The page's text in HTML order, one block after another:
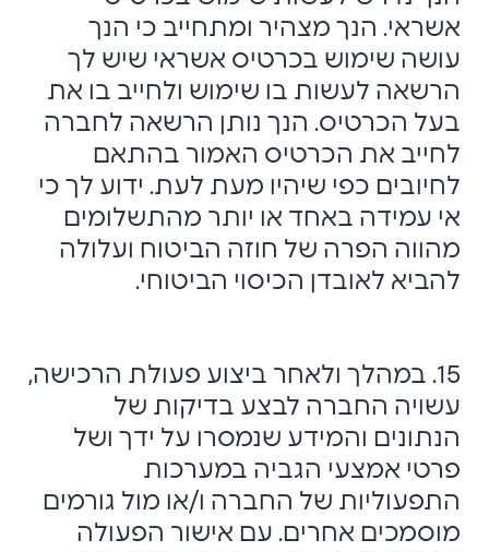
אשראי. הנך מצהיר ומתחייב כי הנך
עושה שימוש בכרטיס אשראי שיש לך
הרשאה לעשות בו שימוש ולחייב בו את
בעל הכרטיס. הנך נותן הרשאה לחברה
לחייב את הכרטיס האמור בהתאם
לחיובים כפי שיהיו מעת לעת. ידוע לך כי
אי עמידה באחד או יותר מהתשלומים
מהווה הפרה של חוזה הביטוח ועלולה
להביא לאובדן הכיסוי הביטוחי.
15. במהלך ולאחר ביצוע פעולת הרכישה,
עשויה החברה לבצע בדיקות של
הנתונים והמידע שנמסרו על ידך ושל
פרטי אמצעי הגביה במערכות
התפעוליות של החברה ו/או מול גורמים
מוסמכים אחרים. עם אישור הפעולה